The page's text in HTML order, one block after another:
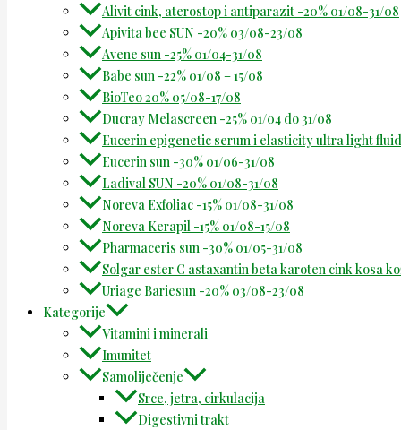
Alivit cink, aterostop i antiparazit -20% 01/08-31/08
Apivita bee SUN -20% 03/08-23/08
Avene sun -25% 01/04-31/08
Babe sun -22% 01/08 – 15/08
BioTeo 20% 05/08-17/08
Ducray Melascreen -25% 01/04 do 31/08
Eucerin epigenetic serum i elasticity ultra light
Eucerin sun -30% 01/06-31/08
Ladival SUN -20% 01/08-31/08
Noreva Exfoliac -15% 01/08-31/08
Noreva Kerapil -15% 01/08-15/08
Pharmaceris sun -30% 01/05-31/08
Solgar ester C astaxantin beta karoten cink kosa
Uriage Bariesun -20% 03/08-23/08
Kategorije
Vitamini i minerali
Imunitet
Samoliječenje
Srce, jetra, cirkulacija
Digestivni trakt